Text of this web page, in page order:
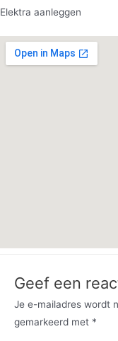
Elektra aanleggen
Geef een
Je e-mailadres wordt
gemarkeerd met *